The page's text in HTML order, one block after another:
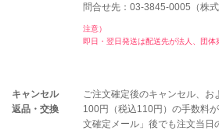
問合せ先：03-3845-0005（株
注意）
即日・翌日発送は配送先が法人、団体
キャンセル
返品・交換
ご注文確定後のキャンセル、お
100円（税込110円）の手数料
文確定メール」後でも注文当日